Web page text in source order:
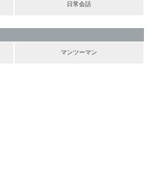
日常会話
マンツーマン